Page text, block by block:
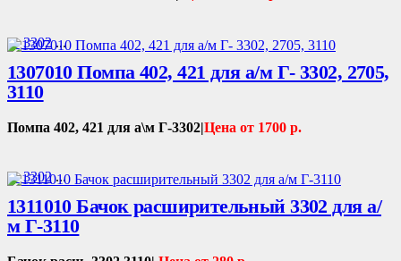
Г- 3302...
1307010 Помпа 402, 421 для а/м Г- 3302, 2705,
3110
Помпа 402, 421 для а\м Г-3302|Цена от 1700 р.
Г- 3302...
1311010 Бачок расширительный 3302 для а/
м Г-3110